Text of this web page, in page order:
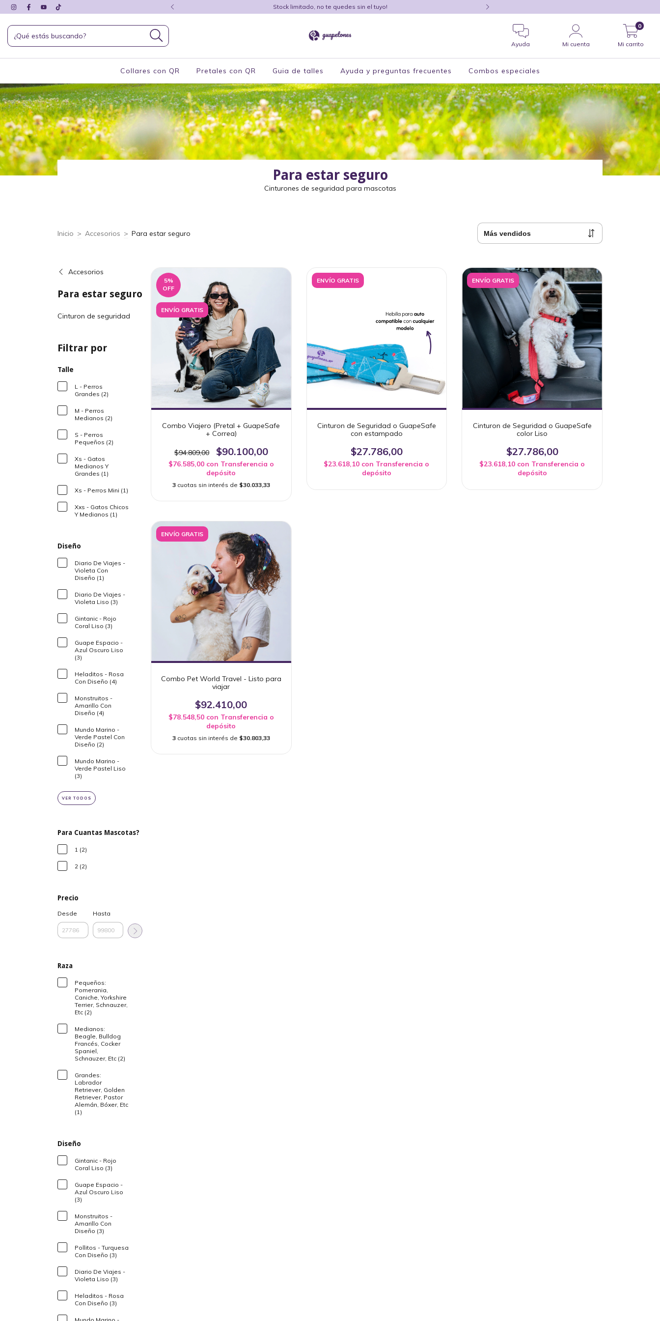
15% por transferencia Stock limitado, no te quedes sin el tuyo!
Ayuda Mi cuenta Mi carrito
0
Collares con QR Pretales con QR Guia de talles Ayuda y preguntas frecuentes Combos especiales
Para estar seguro
Cinturones de seguridad para mascotas
Inicio > Accesorios > Para estar seguro
Accesorios
Para estar seguro
Cinturon de seguridad
Filtrar por
Talle
L - Perros
Grandes (2)
M - Perros
Medianos (2)
S - Perros
Pequeños (2)
Xs - Gatos
Medianos Y
Grandes (1)
Xs - Perros Mini (1)
Xxs - Gatos Chicos
Y Medianos (1)
Diseño
Diario De Viajes -
Violeta Con
Diseño (1)
Diario De Viajes -
Violeta Liso (3)
Gintanic - Rojo
Coral Liso (3)
Guape Espacio -
Azul Oscuro Liso
(3)
Heladitos - Rosa
Con Diseño (4)
Monstruitos -
Amarillo Con
Diseño (4)
Mundo Marino -
Verde Pastel Con
Diseño (2)
Mundo Marino -
Verde Pastel Liso
(3)
VER TODOS
Para Cuantas Mascotas?
1 (2)
2 (2)
Precio
Desde Hasta
Raza
Pequeños:
Pomerania,
Caniche, Yorkshire
Terrier, Schnauzer,
Etc (2)
Medianos:
Beagle, Bulldog
Francés, Cocker
Spaniel,
Schnauzer, Etc (2)
Grandes:
Labrador
Retriever, Golden
Retriever, Pastor
Alemán, Bóxer, Etc
(1)
Diseño
Gintanic - Rojo
Coral Liso (3)
Guape Espacio -
Azul Oscuro Liso
(3)
Monstruitos -
Amarillo Con
Diseño (3)
Pollitos - Turquesa
Con Diseño (3)
Diario De Viajes -
Violeta Liso (3)
Heladitos - Rosa
Con Diseño (3)
5%
OFF
ENVÍO GRATIS
Combo Viajero (Pretal + GuapeSafe
+ Correa)
$94.809,00 $90.100,00
$76.585,00 con Transferencia o
depósito
3 cuotas sin interés de $30.033,33
ENVÍO GRATIS
Cinturon de Seguridad o GuapeSafe
con estampado
$27.786,00
$23.618,10 con Transferencia o
depósito
ENVÍO GRATIS
Cinturon de Seguridad o GuapeSafe
color Liso
$27.786,00
$23.618,10 con Transferencia o
depósito
ENVÍO GRATIS
Combo Pet World Travel - Listo para
viajar
$92.410,00
$78.548,50 con Transferencia o
depósito
3 cuotas sin interés de $30.803,33